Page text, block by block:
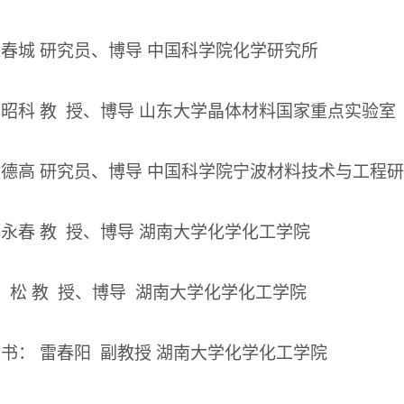
城 研究员、博导 中国科学院化学研究所
科 教 授、博导 山东大学晶体材料国家重点实验室
高 研究员、博导 中国科学院宁波材料技术与工程
春 教 授、博导 湖南大学化学化工学院
松 教 授、博导 湖南大学化学化工学院
： 雷春阳 副教授 湖南大学化学化工学院